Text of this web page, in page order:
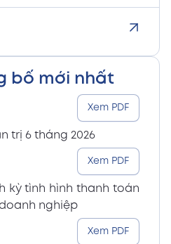
bố mới nhất
trị 6 tháng 2026
Xem PDF
kỳ tình hình thanh toán
nghiệp
Xem PDF
Xem PDF